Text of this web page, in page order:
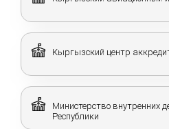
Кыргызский центр
Министерство внутренних
Республики